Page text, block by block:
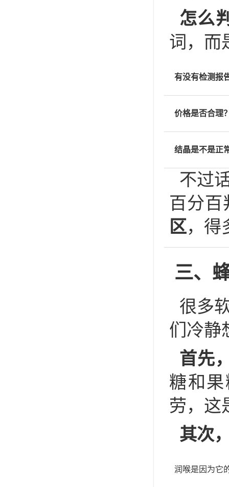
怎么
词，而
有没有检测报
价格是否合理
结晶是不是正
不过
百分百
区，得
三、
很多
们冷静
首先
糖和
劳，这
其次
润喉是因为它